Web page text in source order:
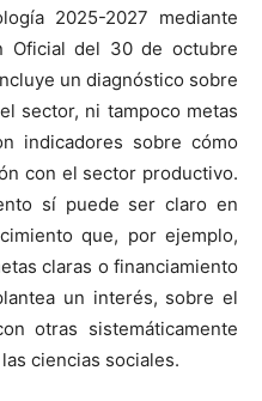
2025-2027 mediante
Oficial del 30 de octubre
un diagnóstico sobre
sector, ni tampoco metas
indicadores sobre cómo
con el sector productivo.
sí puede ser claro en
que, por ejemplo,
claras o financiamiento
un interés, sobre el
otras sistemáticamente
ciencias sociales.